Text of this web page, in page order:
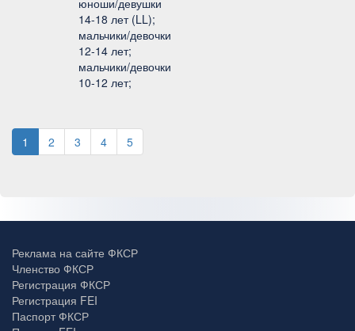
юноши/девушки
14-18 лет (LL);
мальчики/девочки
12-14 лет;
мальчики/девочки
10-12 лет;
1 2 3 4 5
Реклама на сайте ФКСР
Членство ФКСР
Регистрация ФКСР
Регистрация FEI
Паспорт ФКСР